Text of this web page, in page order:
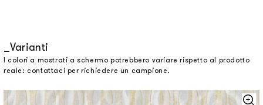
Varianti
I colori a mostrati a schermo potrebbero variare rispetto al prodotto
reale: contattaci per richiedere un campione.